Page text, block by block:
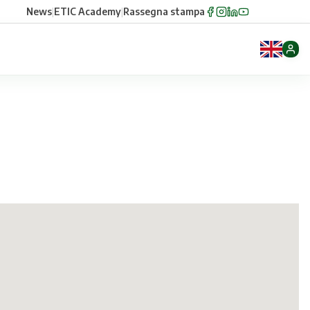
News|ETIC Academy|Rassegna stampa